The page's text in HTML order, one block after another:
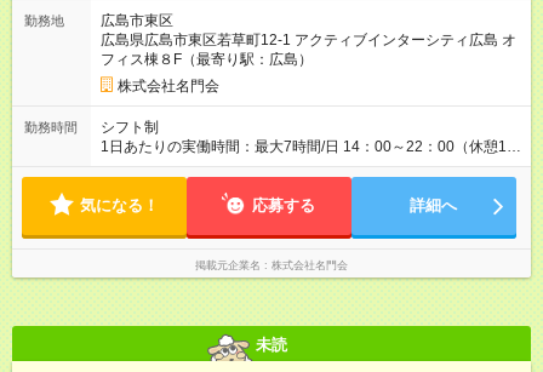
5000円＋秘密保持手当2000円＋勤続年数手当2000円＋遅番手
当7480円（340円×22日） 【試用期間】試用期間あり 試用期間
の長さ：6ヶ月 雇用形態、給与は本採用時と同じです。
勤務地
広島市東区
広島県広島市東区若草町12-1 アクティブインターシティ広島 オ
フィス棟８F（最寄り駅：広島）
株式会社名門会
勤務時間
シフト制
1日あたりの実働時間：最大7時間/日 14：00～22：00（休憩1時
間）
気になる！ 応募する 詳細へ
掲載元企業名 株式会社名門会
未読